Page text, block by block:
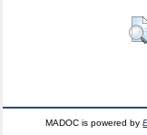
MADOC is powered by